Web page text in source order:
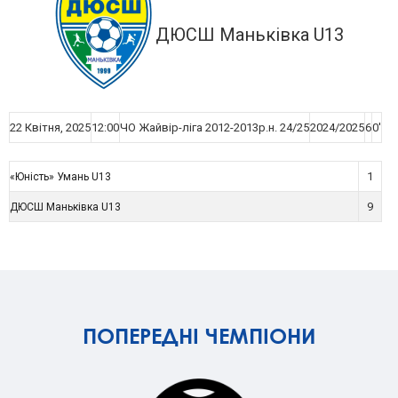
ДЮСШ Маньківка U13
22 Квітня, 202512:00ЧО Жайвір-ліга 2012-2013р.н. 24/252024/202560'
«Юність» Умань U13 1
ДЮСШ Маньківка U13 9
ПОПЕРЕДНІ ЧЕМПІОНИ